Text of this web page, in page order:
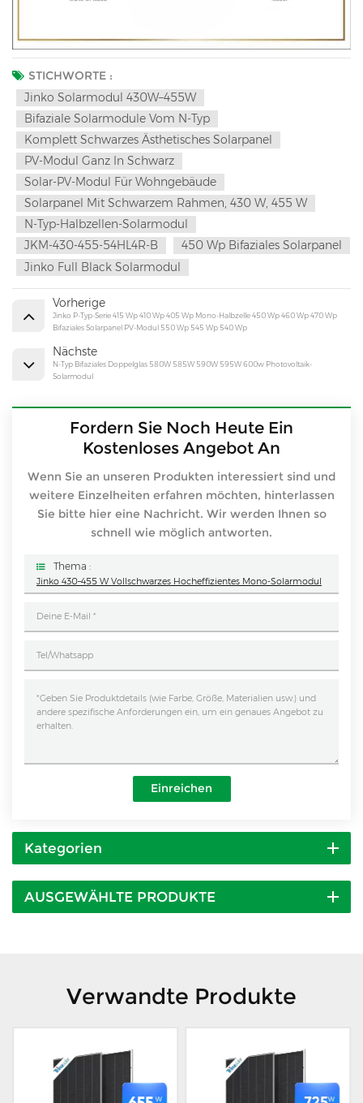
STICHWORTE :
Jinko Solarmodul 430W–455W
Bifaziale Solarmodule Vom N-Typ
Komplett Schwarzes Ästhetisches Solarpanel
PV-Modul Ganz In Schwarz
Solar-PV-Modul Für Wohngebäude
Solarpanel Mit Schwarzem Rahmen, 430 W, 455 W
N-Typ-Halbzellen-Solarmodul
JKM-430-455-54HL4R-B
450 Wp Bifaziales Solarpanel
Jinko Full Black Solarmodul
Vorherige
Jinko P-Typ-Serie 415 Wp 410 Wp 405 Wp Mono-Halbzelle 450 Wp 460 Wp 470 Wp
Bifaziales Solarpanel PV-Modul 550 Wp 545 Wp 540 Wp
Nächste
N-Typ Bifaziales Doppelglas 580W 585W 590W 595W 600w Photovoltaik-
Solarmodul
Fordern Sie Noch Heute Ein
Kostenloses Angebot An
Wenn Sie an unseren Produkten interessiert sind und
weitere Einzelheiten erfahren möchten, hinterlassen
Sie bitte hier eine Nachricht. Wir werden Ihnen so
schnell wie möglich antworten.
Thema :
Jinko 430–455 W Vollschwarzes Hocheffizientes Mono-Solarmodul
Einreichen
Kategorien
AUSGEWÄHLTE PRODUKTE
Verwandte Produkte